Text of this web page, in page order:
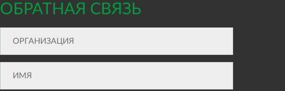
ОБРАТНАЯ СВЯЗЬ